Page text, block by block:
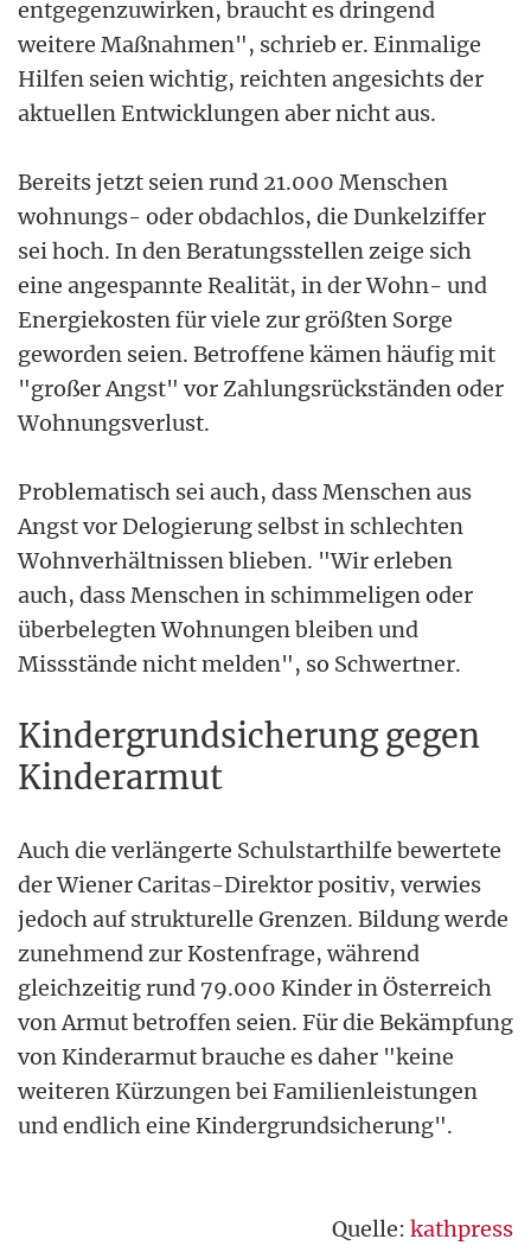
entgegenzuwirken, braucht es dringend
weitere Maßnahmen", schrieb er. Einmalige
Hilfen seien wichtig, reichten angesichts der
aktuellen Entwicklungen aber nicht aus.
Bereits jetzt seien rund 21.000 Menschen
wohnungs- oder obdachlos, die Dunkelziffer
sei hoch. In den Beratungsstellen zeige sich
eine angespannte Realität, in der Wohn- und
Energiekosten für viele zur größten Sorge
geworden seien. Betroffene kämen häufig mit
"großer Angst" vor Zahlungsrückständen oder
Wohnungsverlust.
Problematisch sei auch, dass Menschen aus
Angst vor Delogierung selbst in schlechten
Wohnverhältnissen blieben. "Wir erleben
auch, dass Menschen in schimmeligen oder
überbelegten Wohnungen bleiben und
Missstände nicht melden", so Schwertner.
Kindergrundsicherung gegen
Kinderarmut
Auch die verlängerte Schulstarthilfe bewertete
der Wiener Caritas-Direktor positiv, verwies
jedoch auf strukturelle Grenzen. Bildung werde
zunehmend zur Kostenfrage, während
gleichzeitig rund 79.000 Kinder in Österreich
von Armut betroffen seien. Für die Bekämpfung
von Kinderarmut brauche es daher "keine
weiteren Kürzungen bei Familienleistungen
und endlich eine Kindergrundsicherung".
Quelle: kathpress